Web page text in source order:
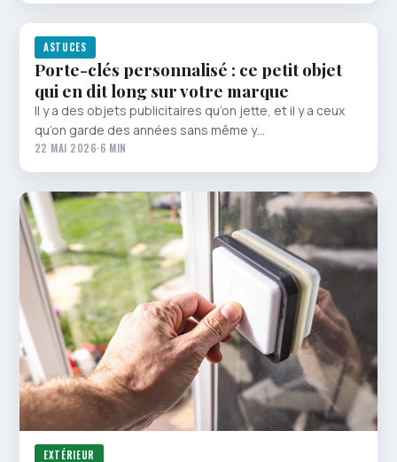
ASTUCES
Porte-clés personnalisé : ce petit objet
qui en dit long sur votre marque
Il y a des objets publicitaires qu’on jette, et il y a ceux
qu’on garde des années sans même y…
22 MAI 2026·6 MIN
EXTÉRIEUR